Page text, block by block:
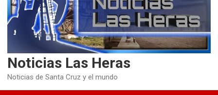
Noticias Las Heras
Noticias de Santa Cruz y el mundo